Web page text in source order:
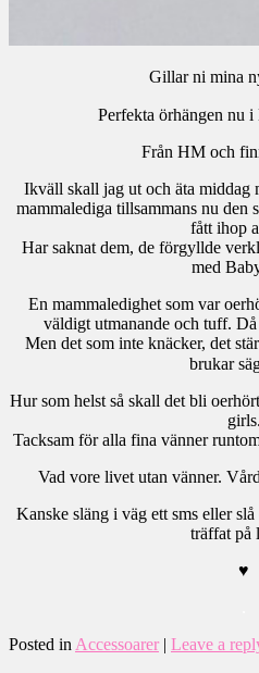
Gillar ni mina
Perfekta örhängen nu
Från HM och
Ikväll skall jag ut och äta middag
mammalediga tillsammans nu den
fått ihop
Har saknat dem, de förgyllde
med
En mammaledighet som var
väldigt utmanande och tuff.
Men det som inte knäcker, det
brukar
Hur som helst så skall det bli
girls.
Tacksam för alla fina vänner
Vad vore livet utan vänner.
Kanske släng i väg ett sms eller
träffat på
♥
Posted in Accessoarer | Leave a